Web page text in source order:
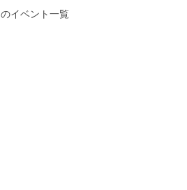
のイベント一覧